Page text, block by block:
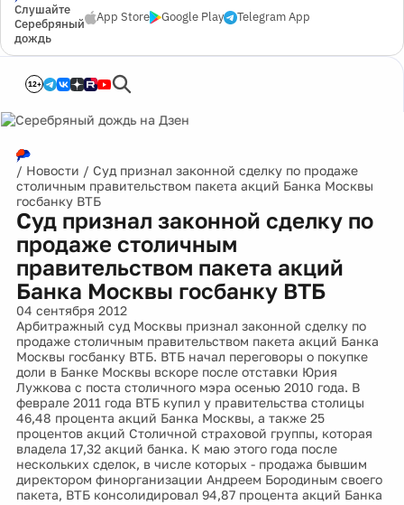
Слушайте
Серебряный
дождь
App Store Google Play Telegram App
12+
/ Новости / Суд признал законной сделку по продаже
столичным правительством пакета акций Банка Москвы
госбанку ВТБ
Суд признал законной сделку по
продаже столичным
правительством пакета акций
Банка Москвы госбанку ВТБ
04 сентября 2012
Арбитражный суд Москвы признал законной сделку по
продаже столичным правительством пакета акций Банка
Москвы госбанку ВТБ. ВТБ начал переговоры о покупке
доли в Банке Москвы вскоре после отставки Юрия
Лужкова с поста столичного мэра осенью 2010 года. В
феврале 2011 года ВТБ купил у правительства столицы
46,48 процента акций Банка Москвы, а также 25
процентов акций Столичной страховой группы, которая
владела 17,32 акций банка. К маю этого года после
нескольких сделок, в числе которых - продажа бывшим
директором финорганизации Андреем Бородиным своего
пакета, ВТБ консолидировал 94,87 процента акций Банка